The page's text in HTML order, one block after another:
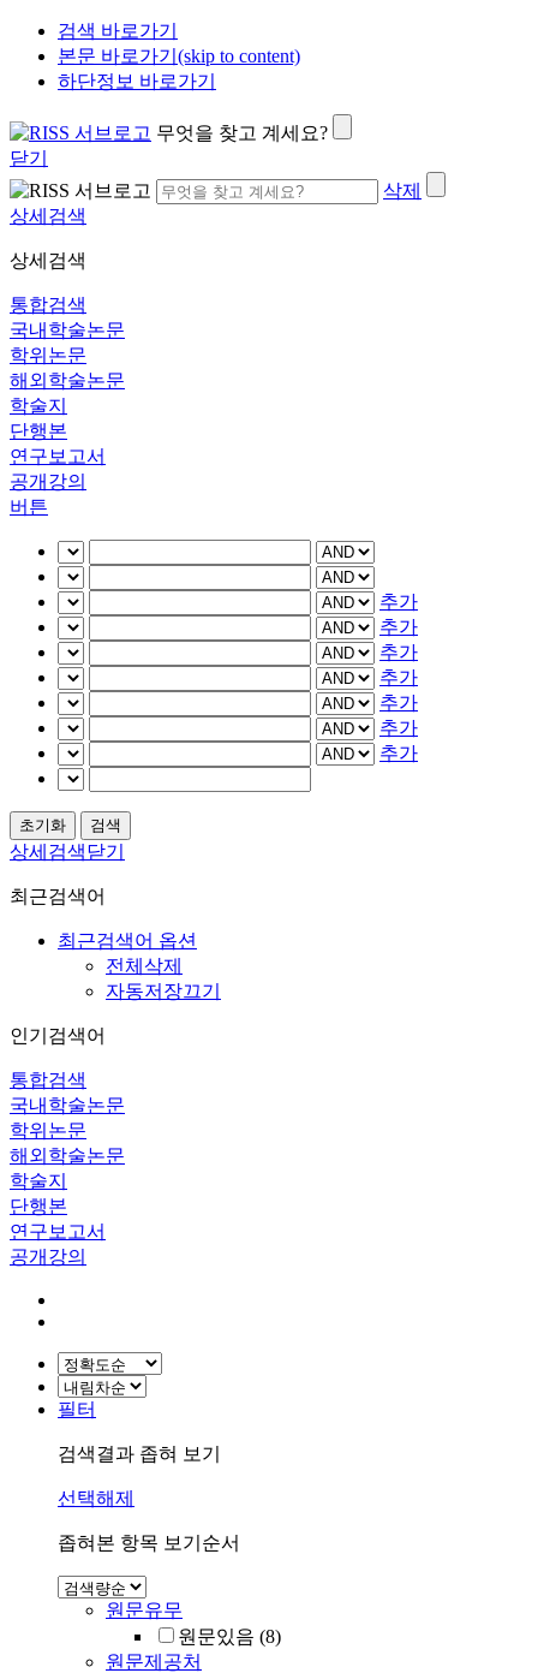
검색 바로가기
본문 바로가기(skip to content)
하단정보 바로가기
무엇을 찾고 계세요?
닫기
삭제
상세검색
상세검색
통합검색
국내학술논문
학위논문
해외학술논문
학술지
단행본
연구보고서
공개강의
버튼
추가
추가
추가
추가
추가
추가
추가
상세검색닫기
최근검색어
최근검색어 옵션
전체삭제
자동저장끄기
인기검색어
통합검색
국내학술논문
학위논문
해외학술논문
학술지
단행본
연구보고서
공개강의
필터
검색결과 좁혀 보기
선택해제
좁혀본 항목 보기순서
원문유무
원문있음 (8)
원문제공처